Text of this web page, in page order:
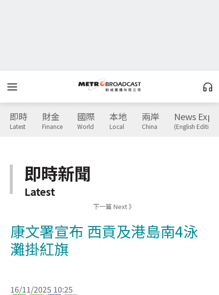
即時
Latest
財金
Finance
國際
World
本地
Local
兩岸
China
News
(English Edition)
即時新聞
Latest
下一篇 Next 》
康文署宣布 西貢及港島南4泳
灘掛紅旗
16/11/2025 10:25